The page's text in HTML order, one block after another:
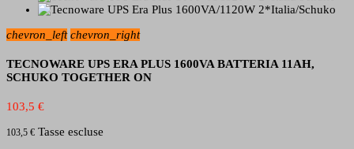
chevron_left chevron_right
TECNOWARE UPS ERA PLUS 1600VA BATTERIA 11AH,
SCHUKO TOGETHER ON
103,5 €
103,5 € Tasse escluse